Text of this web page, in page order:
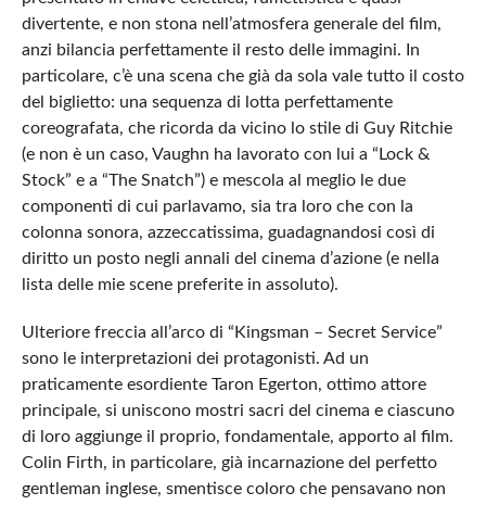
divertente, e non stona nell’atmosfera generale del film,
anzi bilancia perfettamente il resto delle immagini. In
particolare, c’è una scena che già da sola vale tutto il costo
del biglietto: una sequenza di lotta perfettamente
coreografata, che ricorda da vicino lo stile di Guy Ritchie
(e non è un caso, Vaughn ha lavorato con lui a “Lock &
Stock” e a “The Snatch”) e mescola al meglio le due
componenti di cui parlavamo, sia tra loro che con la
colonna sonora, azzeccatissima, guadagnandosi così di
diritto un posto negli annali del cinema d’azione (e nella
lista delle mie scene preferite in assoluto).
Ulteriore freccia all’arco di “Kingsman – Secret Service”
sono le interpretazioni dei protagonisti. Ad un
praticamente esordiente Taron Egerton, ottimo attore
principale, si uniscono mostri sacri del cinema e ciascuno
di loro aggiunge il proprio, fondamentale, apporto al film.
Colin Firth, in particolare, già incarnazione del perfetto
gentleman inglese, smentisce coloro che pensavano non